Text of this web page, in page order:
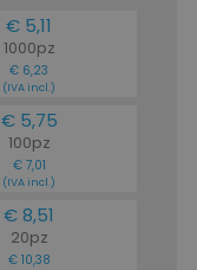
€ 5,11
1000pz
€ 6,23
(IVA incl.)
€ 5,75
100pz
€ 7,01
(IVA incl.)
€ 8,51
20pz
€ 10,38